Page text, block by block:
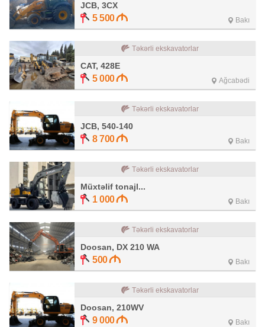
JCB, 3CX
5 500 Bakı
Təkərli ekskavatorlar
CAT, 428E
5 000 Ağcabədi
Təkərli ekskavatorlar
JCB, 540-140
8 700 Bakı
Təkərli ekskavatorlar
Müxtəlif tonajl...
1 000 Bakı
Təkərli ekskavatorlar
Doosan, DX 210 WA
500 Bakı
Təkərli ekskavatorlar
Doosan, 210WV
9 000 Bakı